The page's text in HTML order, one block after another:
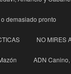
demasiado pronto
NO MIRES
ADN